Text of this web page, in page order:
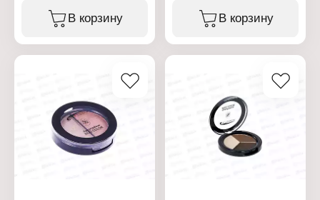
Каприлилсяоль,
феноксиэтанол,Лауроильная
железаUSMUTHХлорокиси
ЖЕЛЕЗА ферроцианида,
АММИАЧНО,
АЛЮМИНИЙ
Характеристики:
Бренд: SitiSilk
Артикул: S422
В корзину
Каприлилсяоль,
феноксиэтанол,Лауроильная
железаUSMUTHХлорокиси
ЖЕЛЕЗА ферроцианида,
АММИАЧНО,
АЛЮМИНИЙ
Характеристики:
Бренд: SitiSilk
Артикул: S422
В корзину